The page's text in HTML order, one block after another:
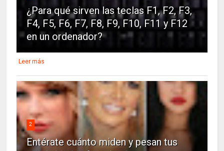
¿Para qué sirven las teclas F1, F2, F3,
F4, F5, F6, F7, F8, F9, F10, F11 y F12
en un ordenador?
Leer más
2
Entérate cuánto miden y pesan tus